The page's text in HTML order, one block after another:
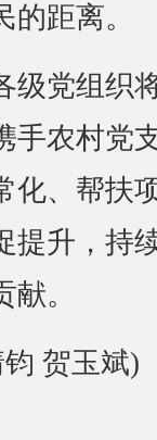
距离。
党组织
手农村党
化、帮扶
提升，持
。
贺玉斌)